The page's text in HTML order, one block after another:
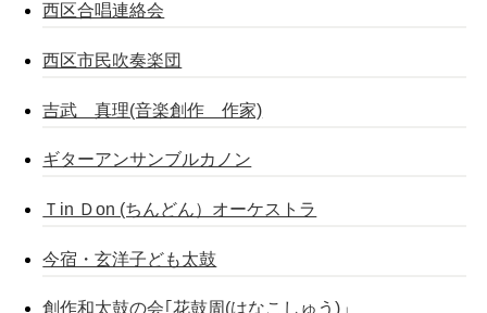
西区合唱連絡会
西区市民吹奏楽団
吉武 真理(音楽創作 作家)
ギターアンサンブルカノン
Ｔin Ｄon (ちんどん）オーケストラ
今宿・玄洋子ども太鼓
創作和太鼓の会｢花鼓周(はなこしゅう)」